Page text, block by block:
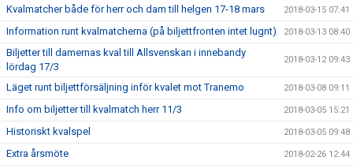
Kvalmatcher både för herr och dam till helgen 17-18 mars 2018-03-15 07:41
Information runt kvalmatcherna (på biljettfronten intet lugnt) 2018-03-13 08:40
Biljetter till damernas kval till Allsvenskan i innebandy
lördag 17/3
2018-03-12 09:43
Läget runt biljettförsäljning inför kvalet mot Tranemo 2018-03-08 09:11
Info om biljetter till kvalmatch herr 11/3 2018-03-05 15:21
Historiskt kvalspel 2018-03-05 09:48
Extra årsmöte 2018-02-26 12:44